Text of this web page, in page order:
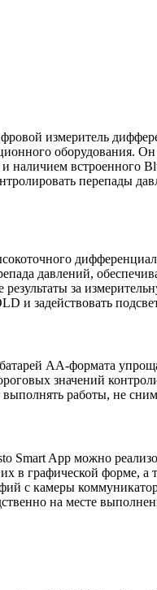
измеритель
оборудования.
наличием
перепады
давлений,
за
и задействовать
AA-формата
значений
работы, не
Smart App можно
в графической форме,
с камеры
на месте